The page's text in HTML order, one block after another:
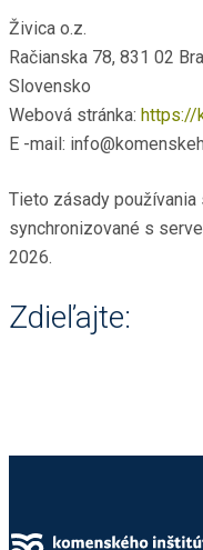
Živica o.z.
Račianska 78, 831 02
Slovensko
Webová stránka: https://
E -mail:
Tieto zásady
synchronizované s
2026.
Zdieľajte: